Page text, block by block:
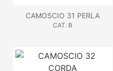
CAMOSCIO 31 PERLA
CAT. B